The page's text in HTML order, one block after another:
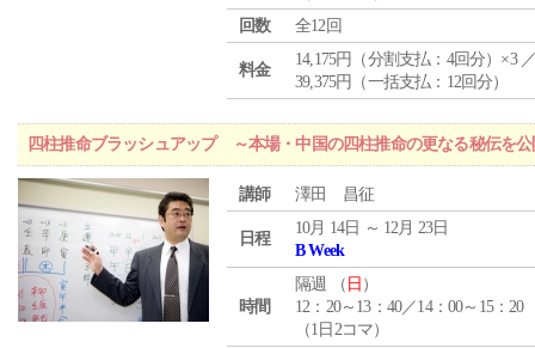
回数
全12回
料金
14,175円（分割支払：4回分）×3
39,375円（一括支払：12回分）
四柱推命ブラッシュアップ ～本場・中国の四柱推命の更なる秘伝を
講師 澤田 昌征
日程
10月 14日 ～ 12月 23日
B Week
時間
隔週 （ 日 ）
12：20～13：40／14：00～15：20
（1日2コマ）